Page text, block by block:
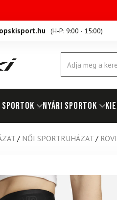
(H-P: 9:00 - 15:00)
Products
search
NYÁRI SPORTOK
/ NŐI SPORTRUHÁZAT /